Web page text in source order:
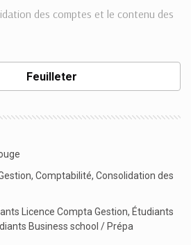
des comptes et le contenu des
Feuilleter
, Comptabilité, Consolidation des
Licence Compta Gestion, Étudiants
Business school / Prépa